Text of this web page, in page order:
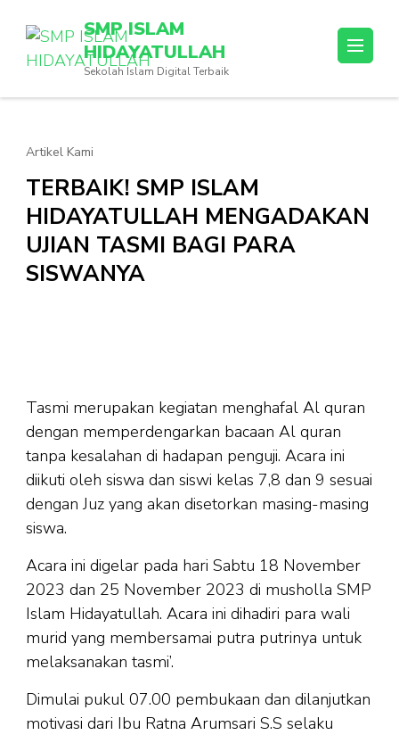
konten
SMP ISLAM
HIDAYATULLAH
Sekolah Islam Digital Terbaik
Artikel Kami
TERBAIK! SMP ISLAM
HIDAYATULLAH MENGADAKAN
UJIAN TASMI BAGI PARA
SISWANYA
Tasmi merupakan kegiatan menghafal Al quran
dengan memperdengarkan bacaan Al quran
tanpa kesalahan di hadapan penguji. Acara ini
diikuti oleh siswa dan siswi kelas 7,8 dan 9 sesuai
dengan Juz yang akan disetorkan masing-masing
siswa.
Acara ini digelar pada hari Sabtu 18 November
2023 dan 25 November 2023 di musholla SMP
Islam Hidayatullah. Acara ini dihadiri para wali
murid yang membersamai putra putrinya untuk
melaksanakan tasmi’.
Dimulai pukul 07.00 pembukaan dan dilanjutkan
motivasi dari Ibu Ratna Arumsari S.S selaku